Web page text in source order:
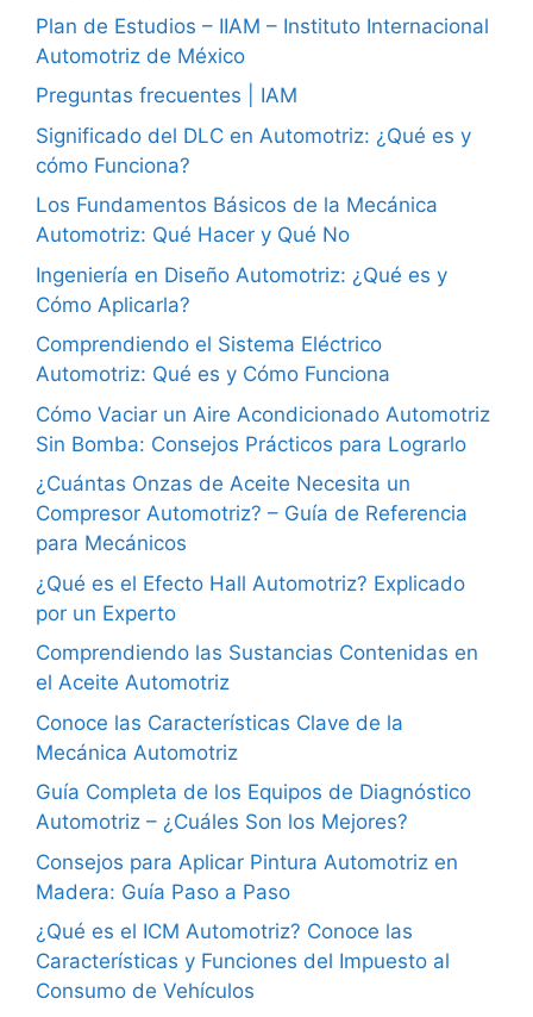
Plan de Estudios – IIAM – Instituto Internacional
Automotriz de México
Preguntas frecuentes | IAM
Significado del DLC en Automotriz: ¿Qué es y
cómo Funciona?
Los Fundamentos Básicos de la Mecánica
Automotriz: Qué Hacer y Qué No
Ingeniería en Diseño Automotriz: ¿Qué es y
Cómo Aplicarla?
Comprendiendo el Sistema Eléctrico
Automotriz: Qué es y Cómo Funciona
Cómo Vaciar un Aire Acondicionado Automotriz
Sin Bomba: Consejos Prácticos para Lograrlo
¿Cuántas Onzas de Aceite Necesita un
Compresor Automotriz? – Guía de Referencia
para Mecánicos
¿Qué es el Efecto Hall Automotriz? Explicado
por un Experto
Comprendiendo las Sustancias Contenidas en
el Aceite Automotriz
Conoce las Características Clave de la
Mecánica Automotriz
Guía Completa de los Equipos de Diagnóstico
Automotriz – ¿Cuáles Son los Mejores?
Consejos para Aplicar Pintura Automotriz en
Madera: Guía Paso a Paso
¿Qué es el ICM Automotriz? Conoce las
Características y Funciones del Impuesto al
Consumo de Vehículos